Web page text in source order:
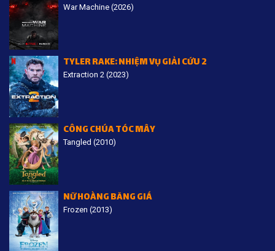
War Machine (2026)
TYLER RAKE: NHIỆM VỤ GIẢI CỨU 2
Extraction 2 (2023)
CÔNG CHÚA TÓC MÂY
Tangled (2010)
NỮ HOÀNG BĂNG GIÁ
Frozen (2013)